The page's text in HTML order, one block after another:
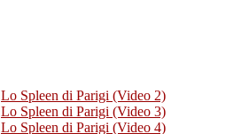
Lo Spleen di Parigi (Video 2)
Lo Spleen di Parigi (Video 3)
Lo Spleen di Parigi (Video 4)